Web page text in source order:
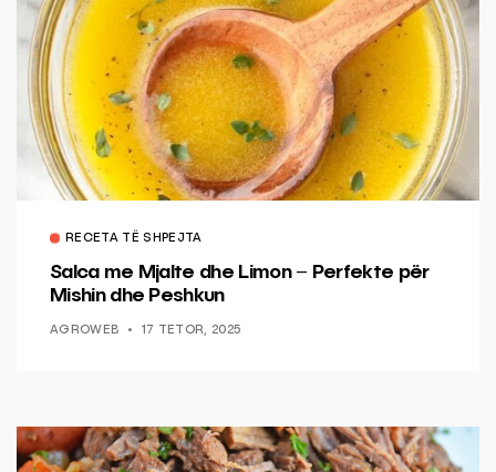
RECETA TË SHPEJTA
Salca me Mjalte dhe Limon – Perfekte për
Mishin dhe Peshkun
AGROWEB 17 TETOR, 2025